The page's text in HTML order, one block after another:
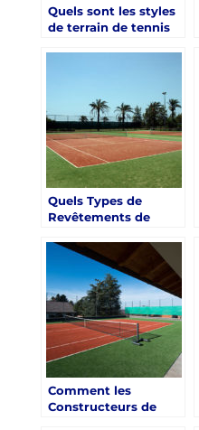
Quels sont les styles
de terrain de tennis
Quels Types de
Revêtements de
les Constructeurs de
Terrain de Tennis à
Nice?
Comment les
Constructeurs de